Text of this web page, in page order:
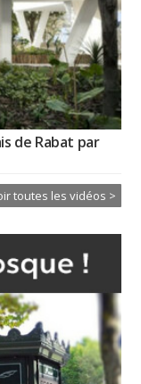
de Rabat par
toutes les vidéos >